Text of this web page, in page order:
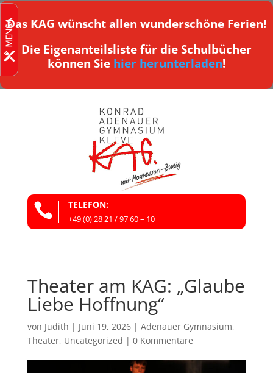
Das KAG wünscht allen wunderschöne Ferien!
Die Eigenanteilsliste für die Schulbücher
können Sie hier herunterladen!
 TELEFON:
+49 (0) 28 21 / 97 60 – 10
Theater am KAG: „Glaube
Liebe Hoffnung“
von Judith | Juni 19, 2026| Adenauer Gymnasium,
Theater, Uncategorized | 0 Kommentare